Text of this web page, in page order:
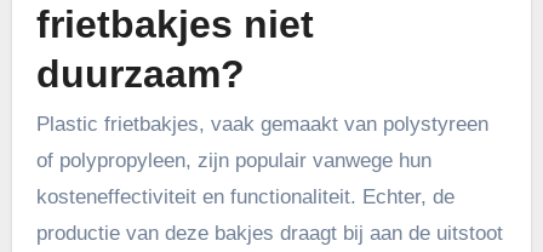
frietbakjes niet
duurzaam?
Plastic frietbakjes, vaak gemaakt van polystyreen
of polypropyleen, zijn populair vanwege hun
kosteneffectiviteit en functionaliteit. Echter, de
productie van deze bakjes draagt bij aan de uitstoot